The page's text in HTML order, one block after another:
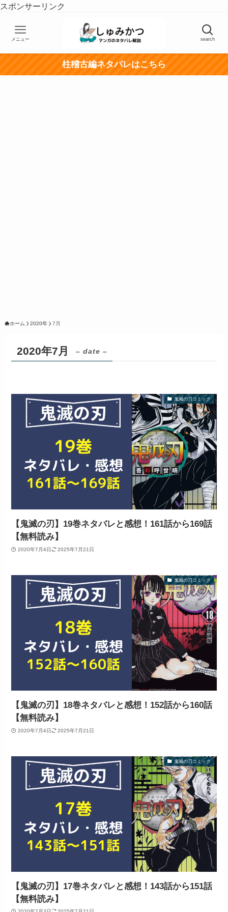
スポンサーリンク
search
メニュー
柱稽古編ネタバレはこちら
ホーム 2020年 7月
2020年7月 – date –
鬼滅の刃コミック
【鬼滅の刃】19巻ネタバレと感想！161話から169話
【無料読み】
2020年7月4日 2025年7月21日
鬼滅の刃コミック
【鬼滅の刃】18巻ネタバレと感想！152話から160話
【無料読み】
2020年7月4日 2025年7月21日
鬼滅の刃コミック
【鬼滅の刃】17巻ネタバレと感想！143話から151話
【無料読み】